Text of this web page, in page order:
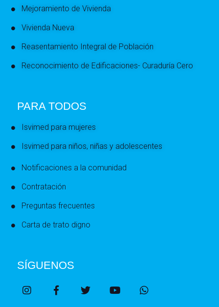
Mejoramiento de Vivienda
Vivienda Nueva
Reasentamiento Integral de Población
Reconocimiento de Edificaciones- Curaduría Cero
PARA TODOS
Isvimed para mujeres
Isvimed para niños, niñas y adolescentes
Notificaciones a la comunidad
Contratación
Preguntas frecuentes
Carta de trato digno
SÍGUENOS